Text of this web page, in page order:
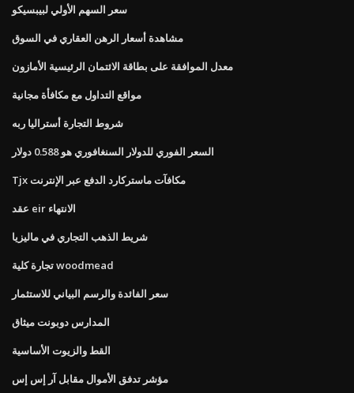
سعر السهم الأولي لبيبسيكو
مشاهدة أسعار الرهن العقاري في السوق
معدل الموافقة على بطاقة الائتمان الرئيسية الأمازون
مواقع التداول مع مكافأة مجانية
شروط التجارة أستراليا ربه
السعر الفوري للدولار السنغافوري هو 0.588 دولار
Tjx مكافآت ماستركارد الدفع عبر الإنترنت
عقد eir الانتهاء
شريط الذهب التجاري في ماليزيا
تجارة كلية woodmead
سعر الفائدة والرسم البياني للاستثمار
المدارس دوبونت ميثاق
القط والزيوت الأساسية
مؤشر تدفق الأموال مقابل آر إس إس